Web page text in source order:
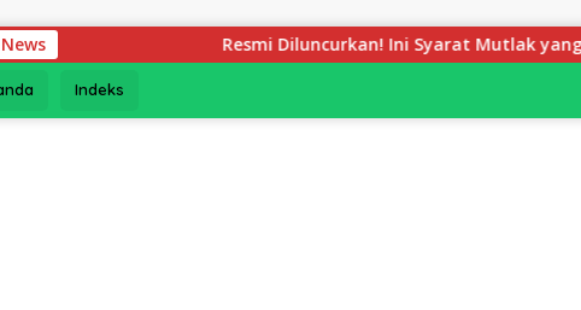
Resmi Diluncurkan! Ini Syarat Mutlak yang Harus Disiapkan
Indeks